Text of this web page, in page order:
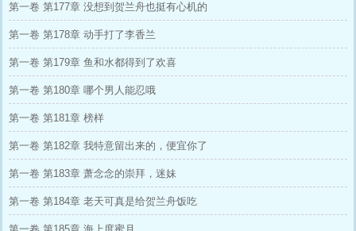
第一卷 第177章 没想到贺兰舟也挺有心机的
第一卷 第178章 动手打了李香兰
第一卷 第179章 鱼和水都得到了欢喜
第一卷 第180章 哪个男人能忍哦
第一卷 第181章 榜样
第一卷 第182章 我特意留出来的，便宜你了
第一卷 第183章 萧念念的崇拜，迷妹
第一卷 第184章 老天可真是给贺兰舟饭吃